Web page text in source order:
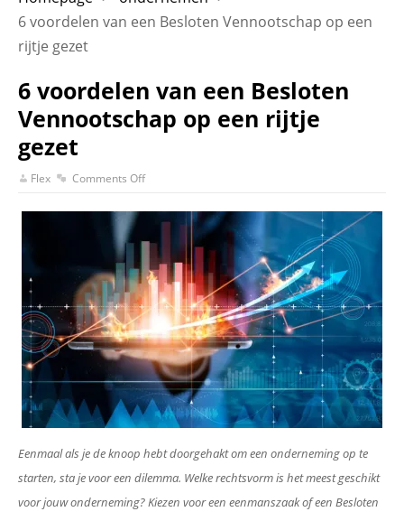
6 voordelen van een Besloten Vennootschap op een
rijtje gezet
6 voordelen van een Besloten
Vennootschap op een rijtje
gezet
Flex Comments Off
Eenmaal als je de knoop hebt doorgehakt om een onderneming op te
starten, sta je voor een dilemma. Welke rechtsvorm is het meest geschikt
voor jouw onderneming? Kiezen voor een eenmanszaak of een Besloten